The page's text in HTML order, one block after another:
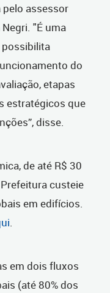
assessor
"É uma
do
etapas
estratégicos que
disse.
de até R$ 30
custeie
em edifícios.
em dois fluxos
(até 80% dos